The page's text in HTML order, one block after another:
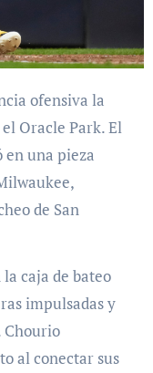
Oracle Park. El
una pieza
de San
caja de bateo
impulsadas y
Chourio
al conectar sus